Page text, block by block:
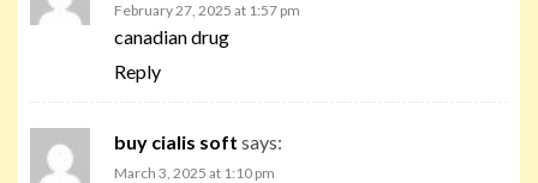
February 27, 2025 at 1:57 pm
canadian drug
Reply
buy cialis soft says:
March 3, 2025 at 1:10 pm